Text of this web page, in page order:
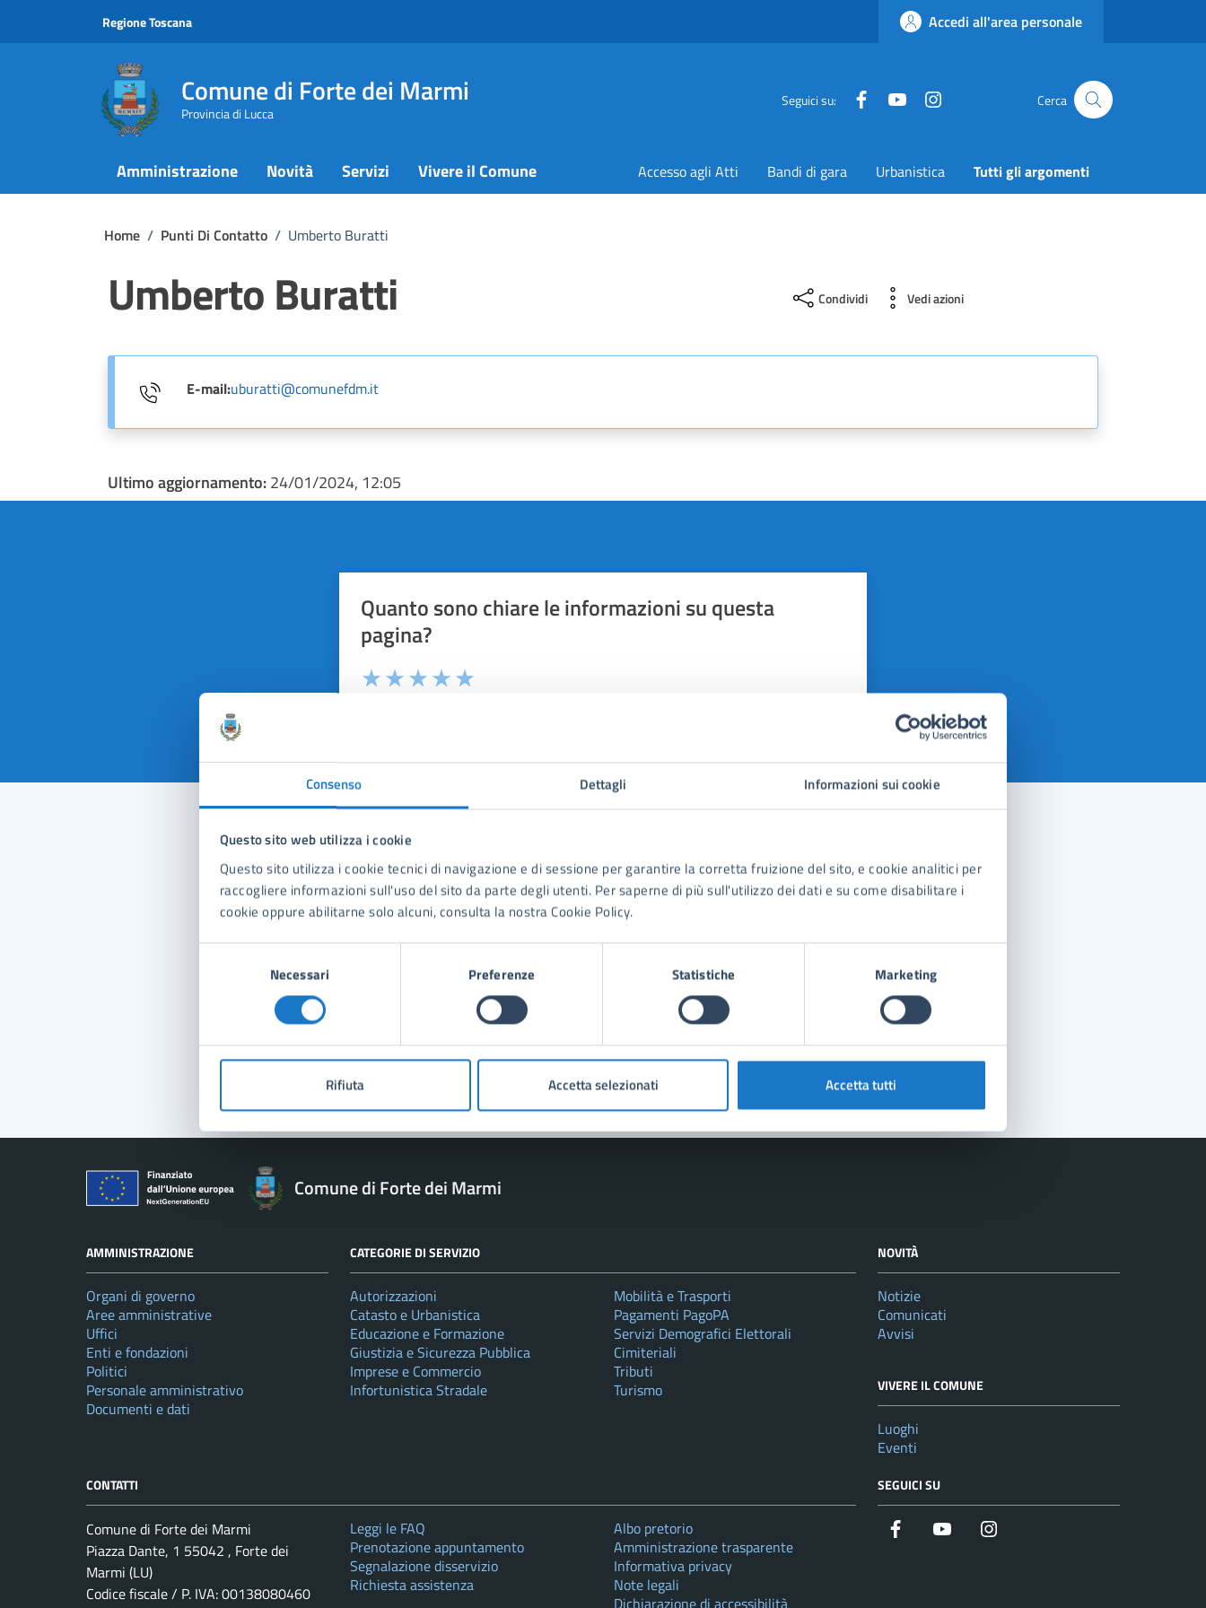
Consenso Dettagli Informazioni sui cookie
Questo sito web utilizza i cookie
Questo sito utilizza i cookie tecnici di navigazione e di sessione per garantire la corretta fruizione del sito, e cookie analitici per
raccogliere informazioni sull'uso del sito da parte degli utenti. Per saperne di più sull'utilizzo dei dati e su come disabilitare i
cookie oppure abilitarne solo alcuni, consulta la nostra Cookie Policy.
Necessari Preferenze Statistiche Marketing
Rifiuta Accetta selezionati Accetta tutti
Regione Toscana Accedi all'area personale
Comune di Forte dei Marmi
Provincia di Lucca
Seguici su: FacebookYouTube Cerca
Amministrazione Novità Servizi Vivere il Comune Accesso agli Atti Bandi di gara Urbanistica Tutti gli argomenti
Home / Punti Di Contatto / Umberto Buratti
Umberto Buratti Condividi Vedi azioni
E-mail:uburatti@comunefdm.it
Ultimo aggiornamento:24/01/2024, 12:05
Quanto sono chiare le informazioni su questa
pagina?
Contatta il comune
Leggi le domande frequenti
Richiedi assistenza
Prenota appuntamento
Problemi in città
Segnala disservizio
Comune di Forte dei Marmi
AMMINISTRAZIONE
Organi di governo
Aree amministrative
Uffici
Enti e fondazioni
Politici
Personale amministrativo
Documenti e dati
CATEGORIE DI SERVIZIO
Autorizzazioni
Catasto e Urbanistica
Educazione e Formazione
Giustizia e Sicurezza Pubblica
Imprese e Commercio
Infortunistica Stradale
Mobilità e Trasporti
Pagamenti PagoPA
Servizi Demografici Elettorali
Cimiteriali
Tributi
Turismo
NOVITÀ
Notizie
Comunicati
Avvisi
VIVERE IL COMUNE
Luoghi
Eventi
CONTATTI
Comune di Forte dei Marmi
Piazza Dante, 1 55042 , Forte dei
Marmi (LU)
Codice fiscale / P. IVA: 00138080460
Leggi le FAQ
Prenotazione appuntamento
Segnalazione disservizio
Richiesta assistenza
Albo pretorio
Amministrazione trasparente
Informativa privacy
Note legali
Dichiarazione di accessibilità
SEGUICI SU
Facebook YouTube